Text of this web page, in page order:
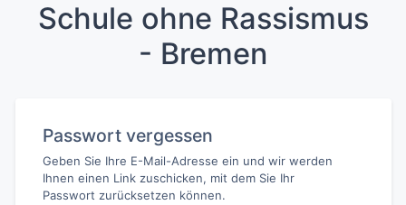
Schule ohne Rassismus
- Bremen
Passwort vergessen
Geben Sie Ihre E-Mail-Adresse ein und wir werden
Ihnen einen Link zuschicken, mit dem Sie Ihr
Passwort zurücksetzen können.